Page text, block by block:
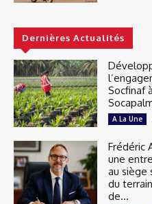
Dernières Actualités
Socfinaf
A La Une
Frédéric
une
au siège
du
de...